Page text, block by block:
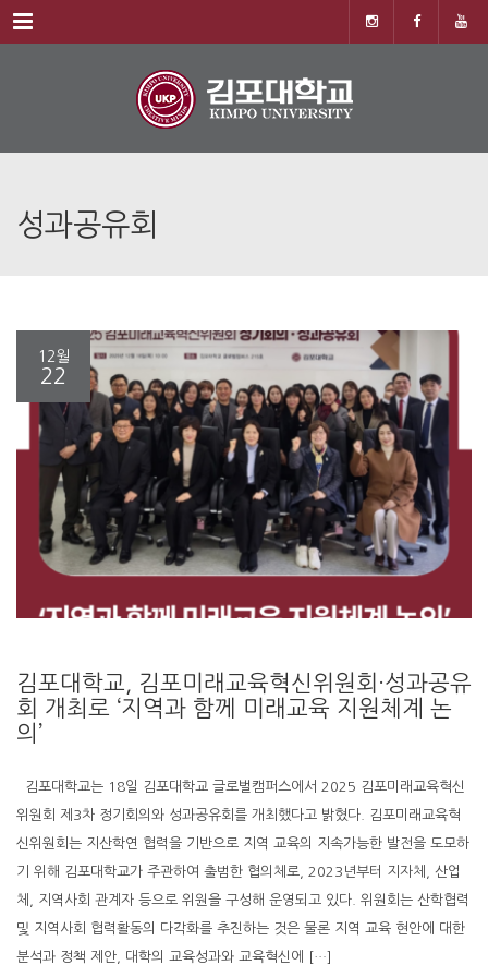
Menu
성과공유회
12월
22
김포대학교, 김포미래교육혁신위원회·성과공유
회 개최로 ‘지역과 함께 미래교육 지원체계 논
의’
김포대학교는 18일 김포대학교 글로벌캠퍼스에서 2025 김포미래교육혁신
위원회 제3차 정기회의와 성과공유회를 개최했다고 밝혔다. 김포미래교육혁
신위원회는 지산학연 협력을 기반으로 지역 교육의 지속가능한 발전을 도모하
기 위해 김포대학교가 주관하여 출범한 협의체로, 2023년부터 지자체, 산업
체, 지역사회 관계자 등으로 위원을 구성해 운영되고 있다. 위원회는 산학협력
및 지역사회 협력활동의 다각화를 추진하는 것은 물론 지역 교육 현안에 대한
분석과 정책 제안, 대학의 교육성과와 교육혁신에 […]